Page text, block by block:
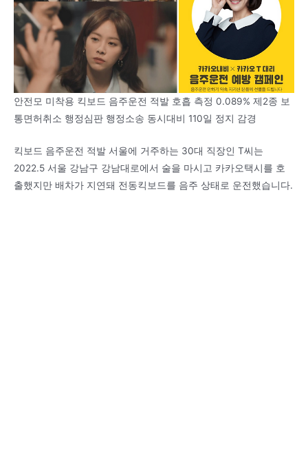
안전모 미착용 킥보드 음주운전 적발 호흡 측정 0.089% 제2종 보
통면허취소 행정심판 행정소송 동시대비 110일 정지 감경
킥보드 음주운전 적발 서울에 거주하는 30대 직장인 T씨는
2022.5 서울 강남구 강남대로에서 술을 마시고 카카오택시를 호
출했지만 배차가 지연돼 전동킥보드를 음주 상태로 운전했습니다.